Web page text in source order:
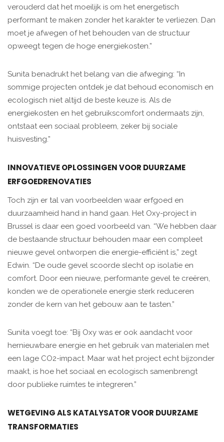
verouderd dat het moeilijk is om het energetisch
performant te maken zonder het karakter te verliezen. Dan
moet je afwegen of het behouden van de structuur
opweegt tegen de hoge energiekosten.”
Sunita benadrukt het belang van die afweging: “In
sommige projecten ontdek je dat behoud economisch en
ecologisch niet altijd de beste keuze is. Als de
energiekosten en het gebruikscomfort ondermaats zijn,
ontstaat een sociaal probleem, zeker bij sociale
huisvesting.”
INNOVATIEVE OPLOSSINGEN VOOR DUURZAME
ERFGOEDRENOVATIES
Toch zijn er tal van voorbeelden waar erfgoed en
duurzaamheid hand in hand gaan. Het Oxy-project in
Brussel is daar een goed voorbeeld van. “We hebben daar
de bestaande structuur behouden maar een compleet
nieuwe gevel ontworpen die energie-efficiënt is,” zegt
Edwin. “De oude gevel scoorde slecht op isolatie en
comfort. Door een nieuwe, performante gevel te creëren,
konden we de operationele energie sterk reduceren
zonder de kern van het gebouw aan te tasten.”
Sunita voegt toe: “Bij Oxy was er ook aandacht voor
hernieuwbare energie en het gebruik van materialen met
een lage CO2-impact. Maar wat het project echt bijzonder
maakt, is hoe het sociaal en ecologisch samenbrengt
door publieke ruimtes te integreren.”
WETGEVING ALS KATALYSATOR VOOR DUURZAME
TRANSFORMATIES